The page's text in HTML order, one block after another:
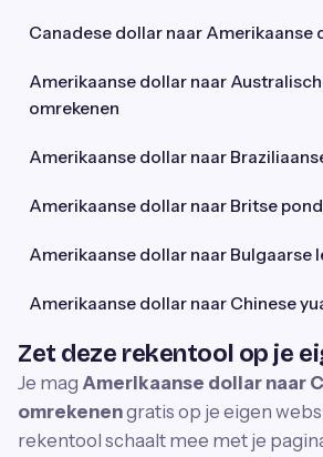
Canadese dollar naar Amerikaanse
Amerikaanse dollar naar
omrekenen
Amerikaanse dollar naar
Amerikaanse dollar naar Britse
Amerikaanse dollar naar Bulgaarse
Amerikaanse dollar naar Chinese
Zet deze rekentool op je
Je mag Amerikaanse dollar naar
omrekenengratis op je eigen
rekentool schaalt mee met je